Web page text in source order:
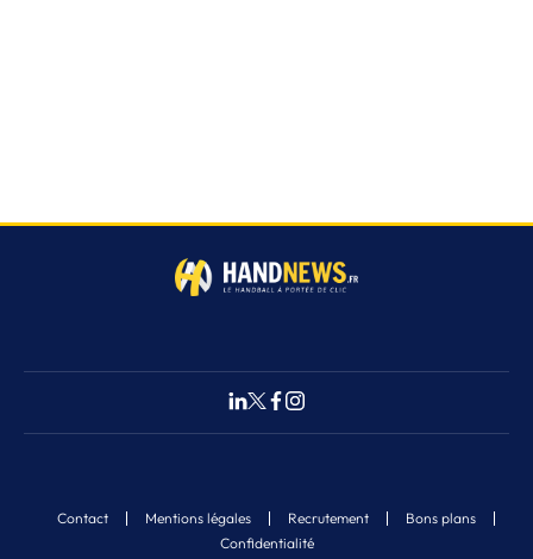
Contact Mentions légales Recrutement
Bons plans
Confidentialité